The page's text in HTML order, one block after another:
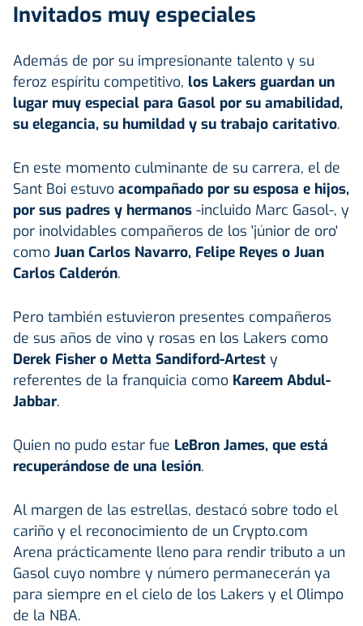
Invitados muy especiales
Además de por su impresionante talento y su
feroz espíritu competitivo, los Lakers guardan un
lugar muy especial para Gasol por su amabilidad,
su elegancia, su humildad y su trabajo caritativo.
En este momento culminante de su carrera, el de
Sant Boi estuvo acompañado por su esposa e hijos,
por sus padres y hermanos -incluido Marc Gasol-, y
por inolvidables compañeros de los 'júnior de oro'
como Juan Carlos Navarro, Felipe Reyes o Juan
Carlos Calderón.
Pero también estuvieron presentes compañeros
de sus años de vino y rosas en los Lakers como
Derek Fisher o Metta Sandiford-Artest y
referentes de la franquicia como Kareem Abdul-
Jabbar.
Quien no pudo estar fue LeBron James, que está
recuperándose de una lesión.
Al margen de las estrellas, destacó sobre todo el
cariño y el reconocimiento de un Crypto.com
Arena prácticamente lleno para rendir tributo a un
Gasol cuyo nombre y número permanecerán ya
para siempre en el cielo de los Lakers y el Olimpo
de la NBA.